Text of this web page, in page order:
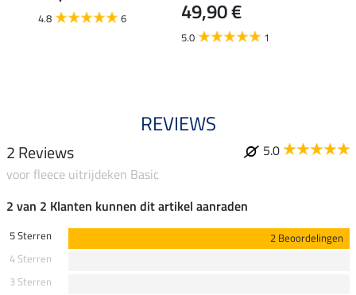
4.8 6 49,90 €
5.0 1
REVIEWS
2 Reviews
5.0
voor fleece uitrijdeken Basic
2 van 2 Klanten kunnen dit artikel aanraden
5 Sterren
2 Beoordelingen
4 Sterren
3 Sterren